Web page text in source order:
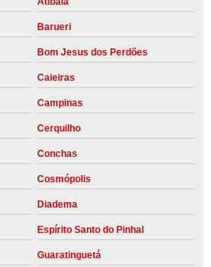
Barueri
Bom Jesus dos Perdões
Caieiras
Campinas
Cerquilho
Conchas
Cosmópolis
Diadema
Espírito Santo do Pinhal
Guaratinguetá